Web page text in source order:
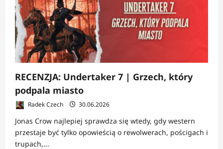
RECENZJA: Undertaker 7 | Grzech, który
podpala miasto
Radek Czech 30.06.2026
Jonas Crow najlepiej sprawdza się wtedy, gdy western
przestaje być tylko opowieścią o rewolwerach, pościgach i
trupach,...